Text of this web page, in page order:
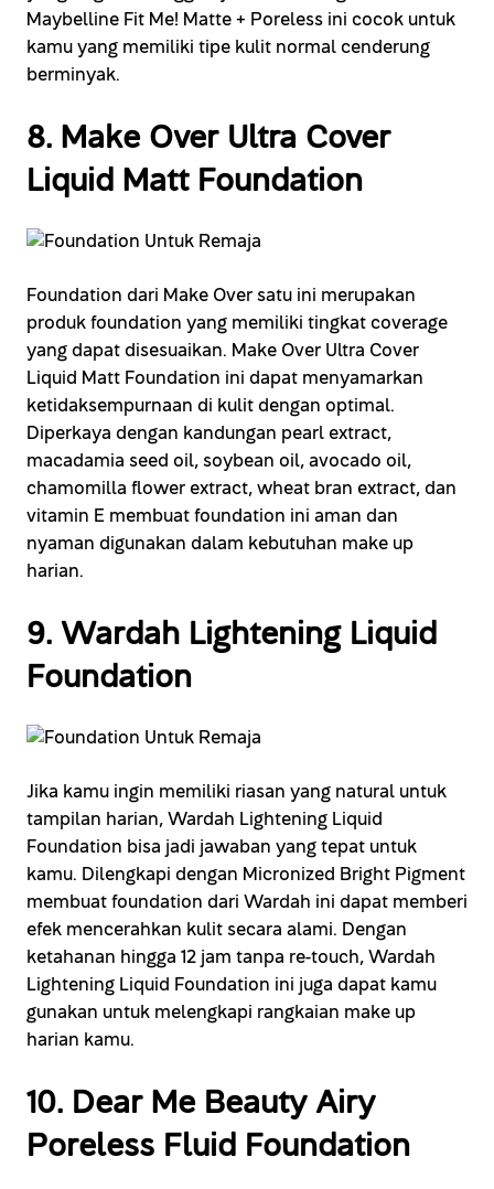
Maybelline Fit Me! Matte + Poreless ini cocok untuk
kamu yang memiliki tipe kulit normal cenderung
berminyak.
8. Make Over Ultra Cover
Liquid Matt Foundation
Foundation dari Make Over satu ini merupakan
produk foundation yang memiliki tingkat coverage
yang dapat disesuaikan. Make Over Ultra Cover
Liquid Matt Foundation ini dapat menyamarkan
ketidaksempurnaan di kulit dengan optimal.
Diperkaya dengan kandungan pearl extract,
macadamia seed oil, soybean oil, avocado oil,
chamomilla flower extract, wheat bran extract, dan
vitamin E membuat foundation ini aman dan
nyaman digunakan dalam kebutuhan make up
harian.
9. Wardah Lightening Liquid
Foundation
Jika kamu ingin memiliki riasan yang natural untuk
tampilan harian, Wardah Lightening Liquid
Foundation bisa jadi jawaban yang tepat untuk
kamu. Dilengkapi dengan Micronized Bright Pigment
membuat foundation dari Wardah ini dapat memberi
efek mencerahkan kulit secara alami. Dengan
ketahanan hingga 12 jam tanpa re-touch, Wardah
Lightening Liquid Foundation ini juga dapat kamu
gunakan untuk melengkapi rangkaian make up
harian kamu.
10. Dear Me Beauty Airy
Poreless Fluid Foundation